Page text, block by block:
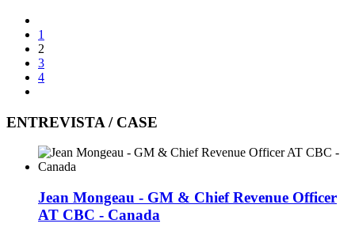
1
2
3
4
ENTREVISTA / CASE
Jean Mongeau - GM & Chief Revenue Officer
AT CBC - Canada